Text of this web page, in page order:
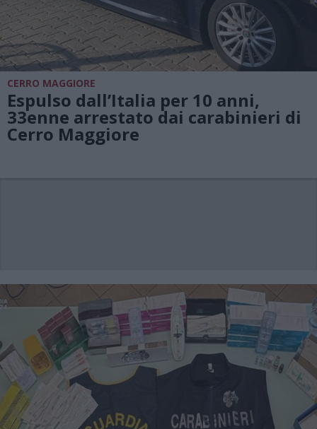
CERRO MAGGIORE
Espulso dall’Italia per 10 anni,
33enne arrestato dai carabinieri di
Cerro Maggiore